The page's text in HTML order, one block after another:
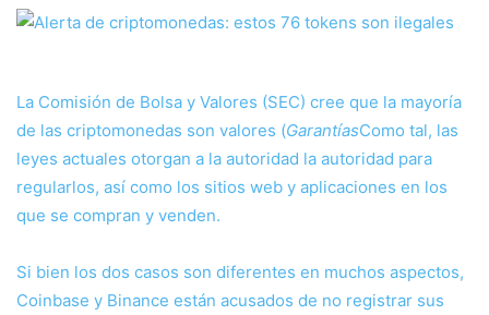
La Comisión de Bolsa y Valores (SEC) cree que la mayoría
de las criptomonedas son valores (GarantíasComo tal, las
leyes actuales otorgan a la autoridad la autoridad para
regularlos, así como los sitios web y aplicaciones en los
que se compran y venden.
Si bien los dos casos son diferentes en muchos aspectos,
Coinbase y Binance están acusados ​​de no registrar sus